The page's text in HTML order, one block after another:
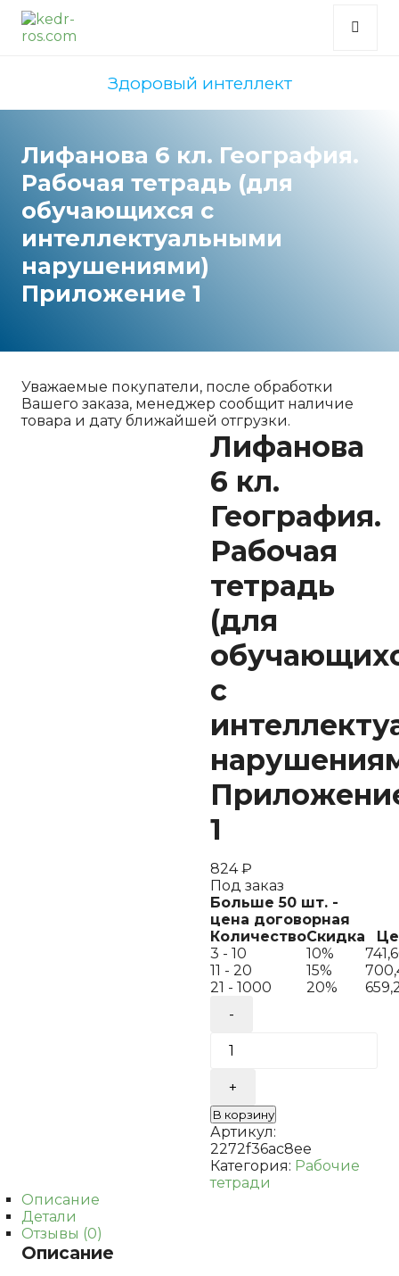
Здоровый интеллект
Лифанова 6 кл. География.
Рабочая тетрадь (для
обучающихся с
интеллектуальными
нарушениями)
Приложение 1
Уважаемые покупатели, после обработки
Вашего заказа, менеджер сообщит наличие
товара и дату ближайшей отгрузки.
Лифанова
6 кл.
География.
Рабочая
тетрадь
(для
с
1
824₽
Под заказ
Больше 50 шт. -
цена договорная
КоличествоСкидка
3 - 10
10%
11 - 20
15%
21 - 1000
20%
Рабочая
тетрадь
(для
обучающихся
с
В корзину
Артикул:
2272f36ac8ee
Категория: Рабочие
тетради
Описание
Детали
Отзывы (0)
Описание